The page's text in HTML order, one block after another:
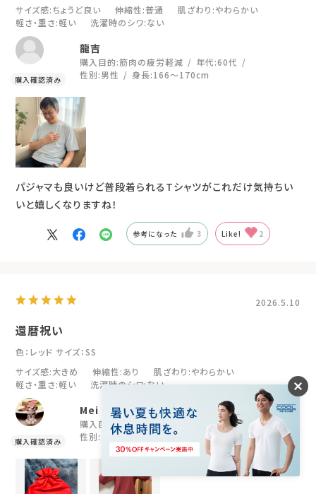
サイズ感:ちょうど良い 伸縮性:普通 肌ざわり :やわらかい
軽さ・重さ:軽い 洗濯時のシワ:ない
龍吉
購入目的:筋肉の疲労軽減 年代:60代
性別:男性 身長:166～170cm
パジャマも良いけど普段着られるTシャツがこれだけ気持ちい
いと嬉しくなりますね！
参考になった 3 Like! 2
2026.5.10
還暦祝い
色：レッド サイズ：SS
サイズ感:大きめ 伸縮性:あり 肌ざわり :やわらかい
軽さ・重さ:軽い 洗濯時のシワ:ない
Mei
購入目的:プレゼント
性別:
女性 身長:161～165cm